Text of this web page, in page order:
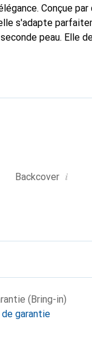
Conçue
s'adapte
peau. Elle
Backcover i
(Bring-in)
garantie